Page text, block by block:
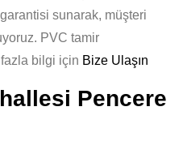
sunarak, müşteri
PVC tamir
bilgi için Bize Ulaşın
Pencere